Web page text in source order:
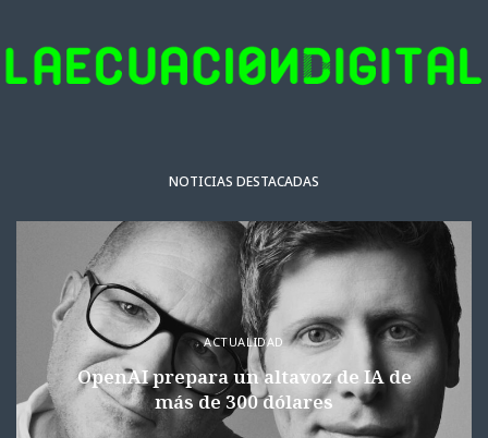
NOTICIAS DESTACADAS
ACTUALIDAD
OpenAI prepara un altavoz de IA de
más de 300 dólares